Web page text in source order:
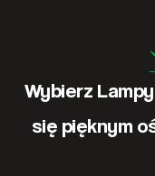
Wybierz
się pięknym